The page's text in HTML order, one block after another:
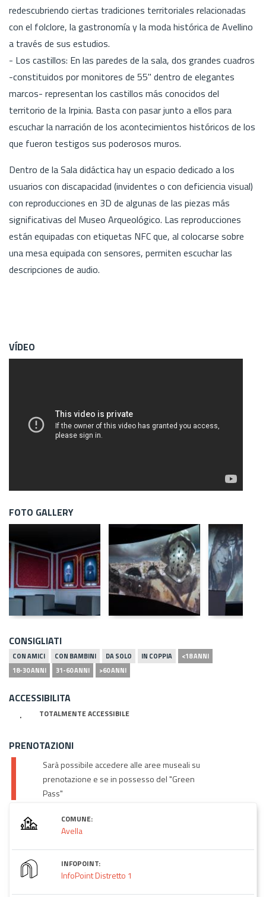
redescubriendo ciertas tradiciones territoriales relacionadas
con el folclore, la gastronomía y la moda histórica de Avellino
a través de sus estudios.
- Los castillos: En las paredes de la sala, dos grandes cuadros
-constituidos por monitores de 55'' dentro de elegantes
marcos- representan los castillos más conocidos del
territorio de la Irpinia. Basta con pasar junto a ellos para
escuchar la narración de los acontecimientos históricos de los
que fueron testigos sus poderosos muros.
Dentro de la Sala didáctica hay un espacio dedicado a los
usuarios con discapacidad (invidentes o con deficiencia visual)
con reproducciones en 3D de algunas de las piezas más
significativas del Museo Arqueológico. Las reproducciones
están equipadas con etiquetas NFC que, al colocarse sobre
una mesa equipada con sensores, permiten escuchar las
descripciones de audio.
VÍDEO
FOTO GALLERY
CONSIGLIATI
CON AMICI CON BAMBINI DA SOLO IN COPPIA
<18 ANNI
18-30 ANNI
31-60 ANNI >60 ANNI
ACCESSIBILITA
TOTALMENTE ACCESSIBILE
PRENOTAZIONI
Sarà possibile accedere alle aree museali su
prenotazione e se in possesso del "Green
Pass"
COMUNE:
Avella
INFOPOINT:
InfoPoint Distretto 1